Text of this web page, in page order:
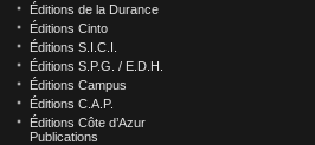
Éditions de la Durance
Éditions Cinto
Éditions S.I.C.I.
Éditions S.P.G. / E.D.H.
Éditions Campus
Éditions C.A.P.
Éditions Côte d’Azur
Publications